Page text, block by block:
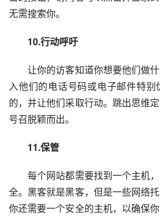
无需搜索你。
10.行动呼吁
让你的访客知道你想要他们做什
入他们的电话号码或电子邮件特
的，并让他们采取行动。跳出思维
号召脱颖而出。
11.保管
每个网站都需要找到一个主机，
全。黑客就是黑客，但是一些网络
你还需要一个安全的主机，以确保